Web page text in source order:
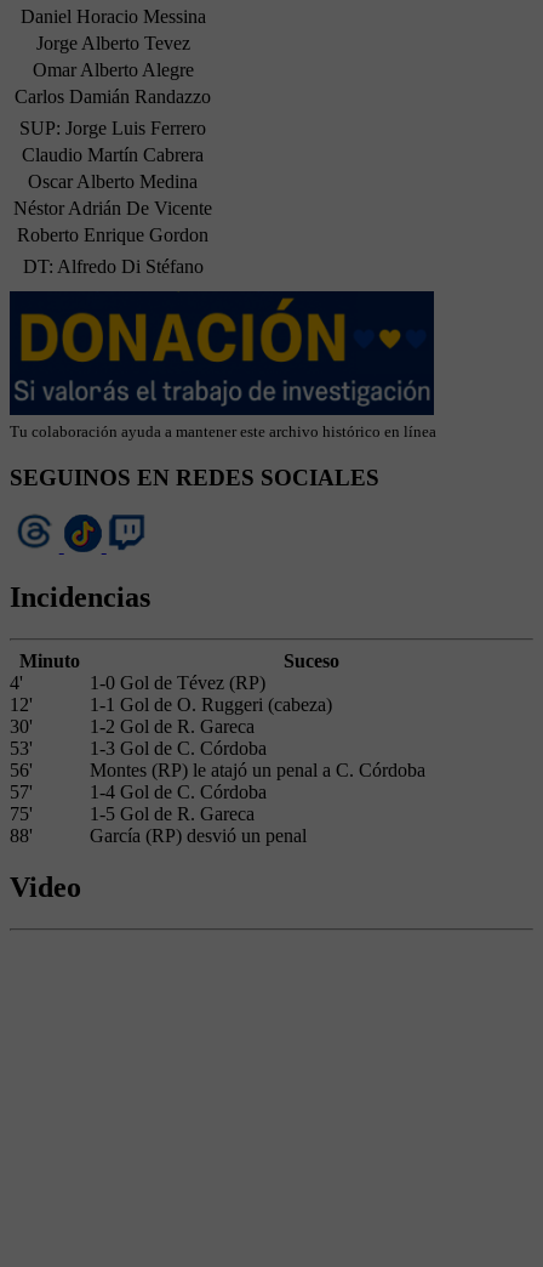
Daniel Horacio Messina
Jorge Alberto Tevez
Omar Alberto Alegre
Carlos Damián Randazzo
SUP: Jorge Luis Ferrero
Claudio Martín Cabrera
Oscar Alberto Medina
Néstor Adrián De Vicente
Roberto Enrique Gordon
DT: Alfredo Di Stéfano
Tu colaboración ayuda a mantener este archivo histórico en línea
SEGUINOS EN REDES SOCIALES
Incidencias
Minuto
Suceso
4'
1-0 Gol de Tévez (RP)
12'
1-1 Gol de O. Ruggeri (cabeza)
30'
1-2 Gol de R. Gareca
53'
1-3 Gol de C. Córdoba
56'
Montes (RP) le atajó un penal a C. Córdoba
57'
1-4 Gol de C. Córdoba
75'
1-5 Gol de R. Gareca
88'
García (RP) desvió un penal
Video